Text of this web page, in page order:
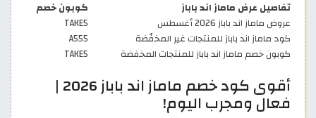
تفاصيل عرض ماماز اند باباز
كوبون خصم
عروض ماماز اند باباز 2026 أغسطس
TAKE5
كود ماماز اند باباز للمنتجات غير المخفّضة
A555
كوبون خصم ماماز اند باباز للمنتجات المخفضة
TAKE5
أقوى كود خصم ماماز اند باباز 2026 |
فعال ومجرب اليوم!